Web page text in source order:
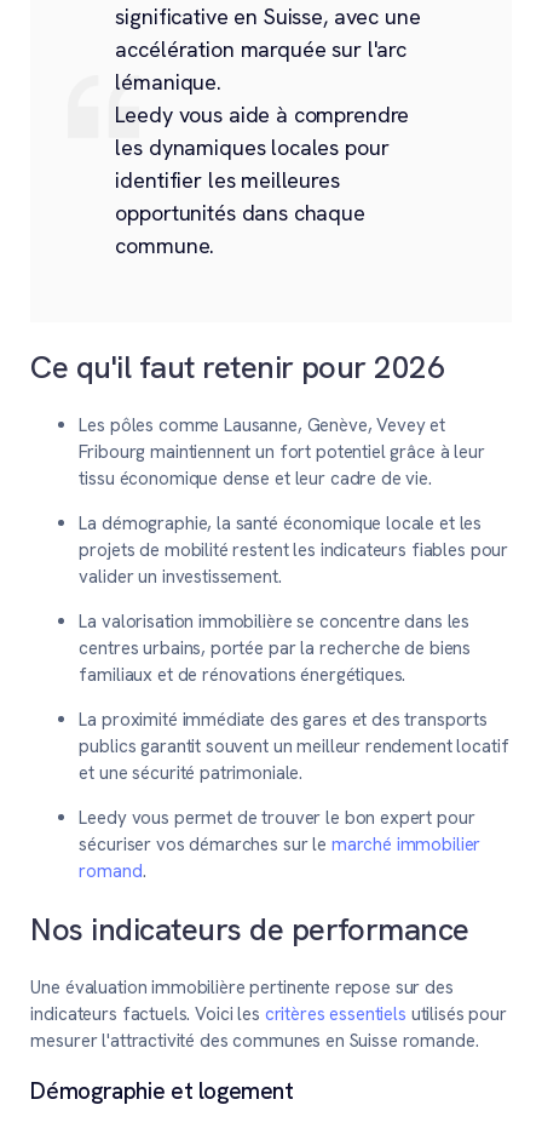
significative en Suisse, avec une
accélération marquée sur l'arc
lémanique.
Leedy vous aide à comprendre
les dynamiques locales pour
identifier les meilleures
opportunités dans chaque
commune.
Ce qu'il faut retenir pour 2026
Les pôles comme Lausanne, Genève, Vevey et
Fribourg maintiennent un fort potentiel grâce à leur
tissu économique dense et leur cadre de vie.
La démographie, la santé économique locale et les
projets de mobilité restent les indicateurs fiables pour
valider un investissement.
La valorisation immobilière se concentre dans les
centres urbains, portée par la recherche de biens
familiaux et de rénovations énergétiques.
La proximité immédiate des gares et des transports
publics garantit souvent un meilleur rendement locatif
et une sécurité patrimoniale.
Leedy vous permet de trouver le bon expert pour
sécuriser vos démarches sur le marché immobilier
romand.
Nos indicateurs de performance
Une évaluation immobilière pertinente repose sur des
indicateurs factuels. Voici les critères essentiels utilisés pour
mesurer l'attractivité des communes en Suisse romande.
Démographie et logement